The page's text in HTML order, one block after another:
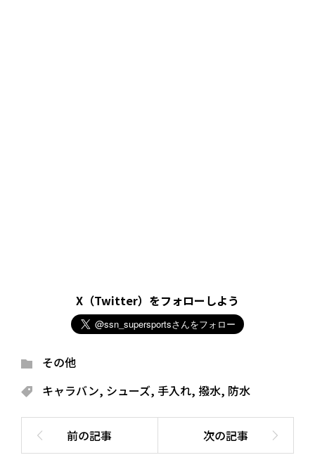
X（Twitter）をフォローしよう
その他
キャラバン, シューズ, 手入れ, 撥水, 防水